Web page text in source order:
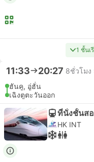
1 ชั้นเ
11:33 20:27 8ชั่วโม
ฮันคู, อู่ฮั่น
เฉิงตูตะวันออก
ที่นั่งชั้นส
HK INT